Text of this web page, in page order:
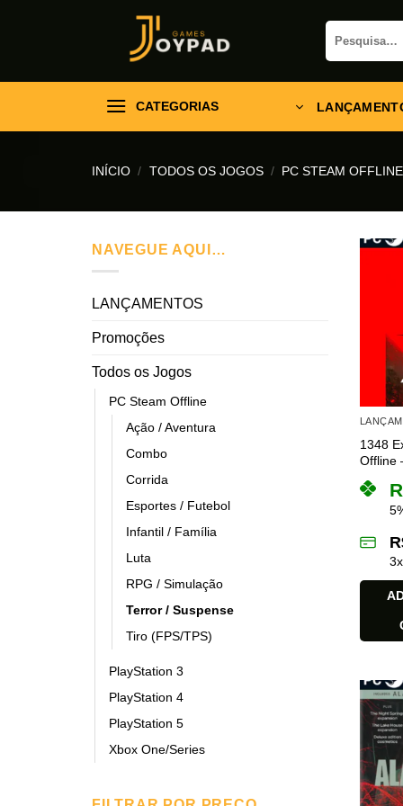
Pesquisar
por:
CATEGORIAS
INÍCIO / TODOS OS JOGOS / PC STEAM OFFLINE
NAVEGUE AQUI…
LANÇAMENTOS
Promoções
Todos os Jogos
PC Steam Offline
Ação / Aventura
Combo
Corrida
Esportes / Futebol
Infantil / Família
Luta
RPG / Simulação
Terror / Suspense
Tiro (FPS/TPS)
PlayStation 3
PlayStation 4
PlayStation 5
Xbox One/Series
1348
Offline
3